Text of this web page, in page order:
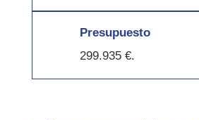
Presupuesto
299.935 €.